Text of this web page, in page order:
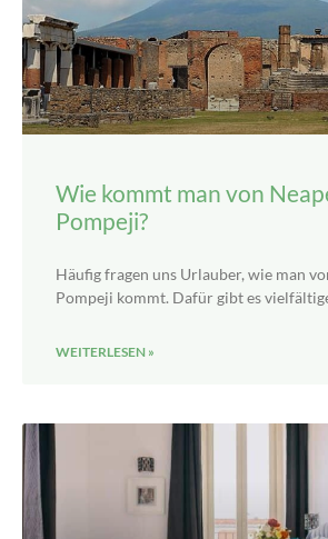
Wie kommt man von
Pompeji?
Häufig fragen uns Urlauber, wie man
Pompeji kommt. Dafür gibt es
WEITERLESEN »